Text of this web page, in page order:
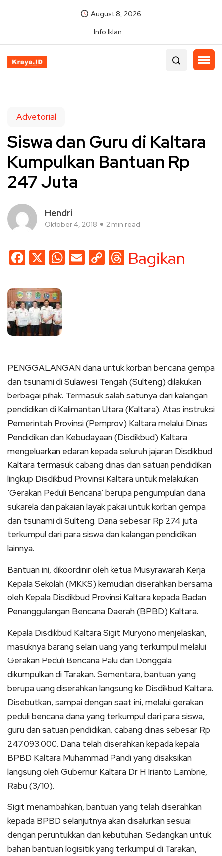
August 8, 2026
Info Iklan
Advetorial
Siswa dan Guru di Kaltara
Kumpulkan Bantuan Rp
247 Juta
Hendri
Oktober 4, 2018 2 min read
Facebook
X WhatsApp
EmailCopyThreads
Bagikan
PENGGALANGAN dana untuk korban bencana gempa
dan tsunami di Sulawesi Tengah (Sulteng) dilakukan
berbagai pihak. Termasuk salah satunya dari kalangan
pendidikan di Kalimantan Utara (Kaltara). Atas instruksi
Pemerintah Provinsi (Pemprov) Kaltara melalui Dinas
Pendidikan dan Kebudayaan (Disdikbud) Kaltara
mengeluarkan edaran kepada seluruh jajaran Disdikbud
Kaltara termasuk cabang dinas dan satuan pendidikan
lingkup Disdikbud Provinsi Kaltara untuk melakukan
‘Gerakan Peduli Bencana‘ berupa pengumpulan dana
sukarela dan pakaian layak pakai untuk korban gempa
dan tsunami di Sulteng. Dana sebesar Rp 274 juta
terkumpul dari para siswa dan kalangan pendidikan
lainnya.
Bantuan ini, dikoordinir oleh ketua Musyrawarah Kerja
Kepala Sekolah (MKKS) kemudian diserahkan bersama
oleh Kepala Disdikbud Provinsi Kaltara kepada Badan
Penanggulangan Bencana Daerah (BPBD) Kaltara.
Kepala Disdikbud Kaltara Sigit Muryono menjelaskan,
masuknya barang selain uang yang terkumpul melalui
Gerakan Peduli Bencana Palu dan Donggala
dikumpulkan di Tarakan. Sementara, bantuan yang
berupa uang diserahkan langsung ke Disdikbud Kaltara.
Disebutkan, sampai dengan saat ini, melalui gerakan
peduli bencana dana yang terkumpul dari para siswa,
guru dan satuan pendidikan, cabang dinas sebesar Rp
247.093.000. Dana telah diserahkan kepada kepala
BPBD Kaltara Muhammad Pandi yang disaksikan
langsung oleh Gubernur Kaltara Dr H Irianto Lambrie,
Rabu (3/10).
Sigit menambahkan, bantuan yang telah diserahkan
kepada BPBD selanjutnya akan disalurkan sesuai
dengan peruntukkan dan kebutuhan. Sedangkan untuk
bahan bantuan logisitik yang terkumpul di Tarakan,